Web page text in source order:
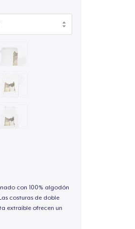
con 100% algodón
costuras de doble
extraíble ofrecen un